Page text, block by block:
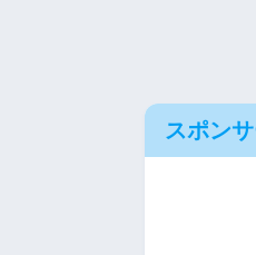
スポン